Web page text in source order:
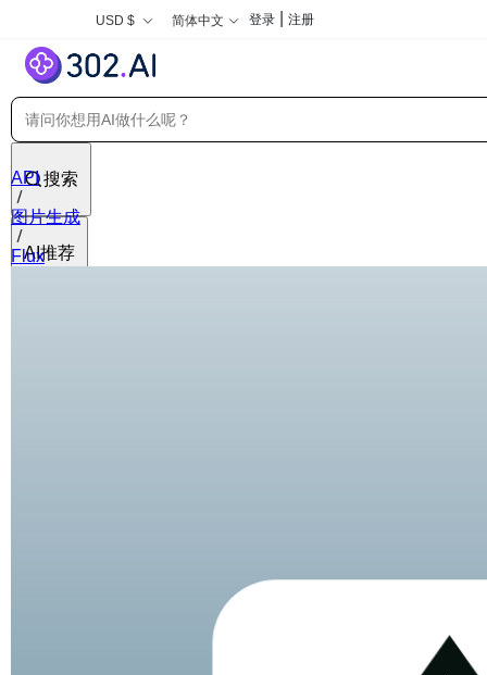
USD $ 简体中文 登录 注册
搜索
AI推荐
API
图片生成
Flux